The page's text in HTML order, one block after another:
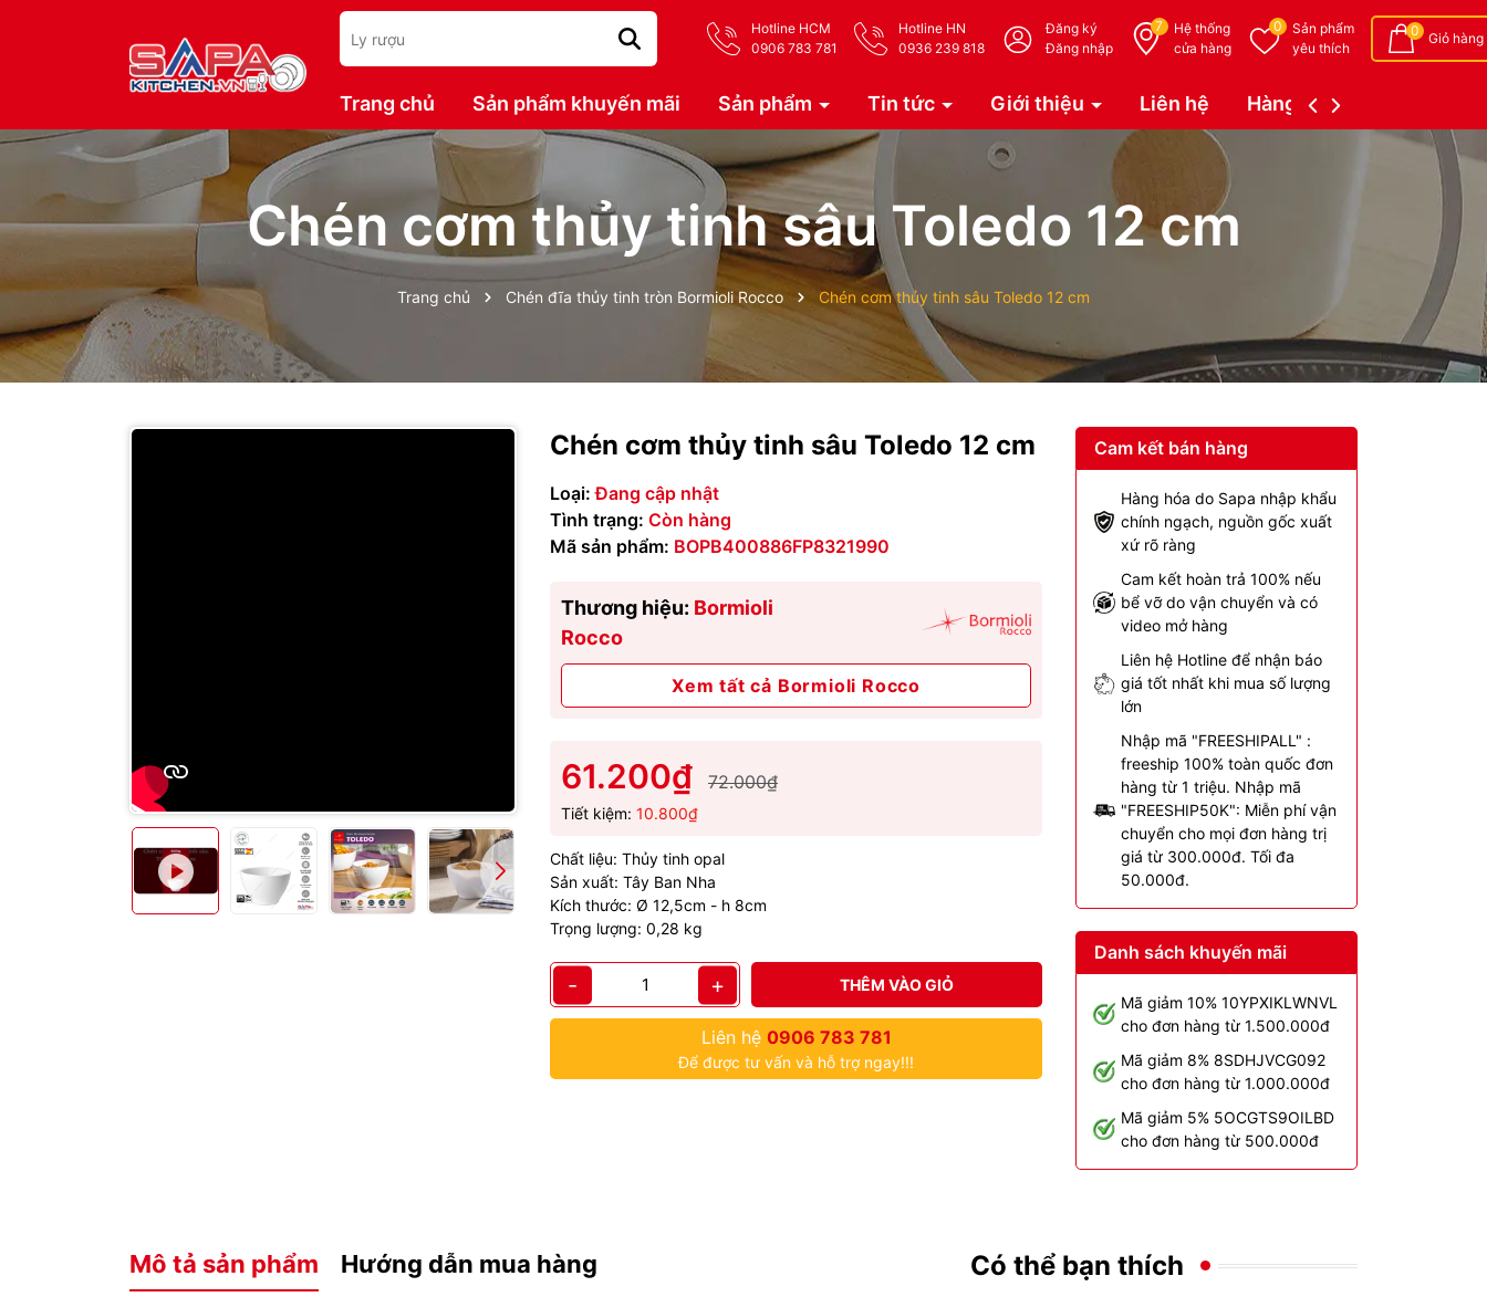
Hotline HCM
0906 783 781
Hotline HN
0936 239 818
Đăng ký
Đăng nhập
7
Hệ thống
cửa hàng
0
Sản phẩm
yêu thích
0 Giỏ hàng
Trang chủ Sản phẩm khuyến mãi Sản phẩm Tin tức Giới thiệu Liên hệ Hàng đặt trước (Coming
Chén cơm thủy tinh sâu Toledo 12 cm
Trang chủ Chén đĩa thủy tinh tròn Bormioli Rocco Chén cơm thủy tinh sâu Toledo 12 cm
Chén cơm thủy tinh sâu Toledo 12 cm
Loại: Đang cập nhật
Tình trạng: Còn hàng
Mã sản phẩm: BOPB400886FP8321990
Thương hiệu: Bormioli
Rocco
Xem tất cả Bormioli Rocco
61.200₫ 72.000₫
Tiết kiệm: 10.800₫
Chất liệu: Thủy tinh opal
Sản xuất: Tây Ban Nha
Kích thước: Ø 12,5cm - h 8cm
Trọng lượng: 0,28 kg
- + THÊM VÀO GIỎ
Liên hệ 0906 783 781
Để được tư vấn và hỗ trợ ngay!!!
Cam kết bán hàng
Hàng hóa do Sapa nhập khẩu
chính ngạch, nguồn gốc xuất
xứ rõ ràng
Cam kết hoàn trả 100% nếu
bể vỡ do vận chuyển và có
video mở hàng
Liên hệ Hotline để nhận báo
giá tốt nhất khi mua số lượng
lớn
Nhập mã "FREESHIPALL" :
freeship 100% toàn quốc đơn
hàng từ 1 triệu. Nhập mã
"FREESHIP50K": Miễn phí vận
chuyển cho mọi đơn hàng trị
giá từ 300.000đ. Tối đa
50.000đ.
Danh sách khuyến mãi
Mã giảm 10% 10YPXIKLWNVL
cho đơn hàng từ 1.500.000đ
Mã giảm 8% 8SDHJVCG092
cho đơn hàng từ 1.000.000đ
Mã giảm 5% 5OCGTS9OILBD
cho đơn hàng từ 500.000đ
Mô tả sản phẩm Hướng dẫn mua hàng Có thể bạn thích